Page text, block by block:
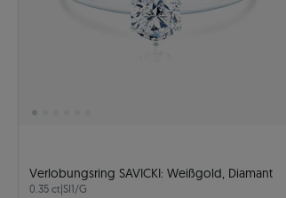
Verlobungsring SAVICKI: Weißgold, Diamant
0.35 ct|SI1/G